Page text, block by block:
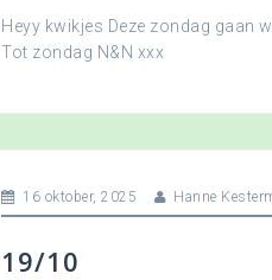
Heyy kwikjes Deze zondag gaan
Tot zondag N&N xxx
16 oktober, 2025 Hanne
19/10